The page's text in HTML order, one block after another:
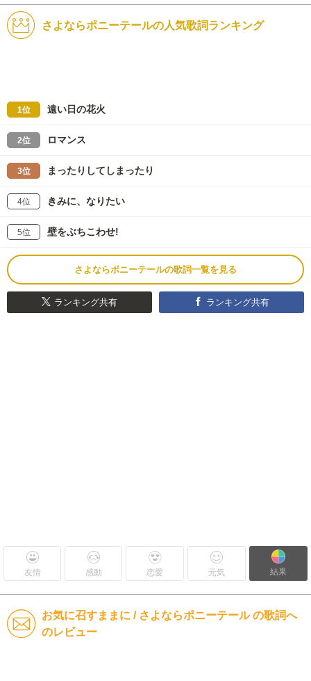
さよならポニーテールの人気歌詞ランキング
1位 遠い日の花火
2位 ロマンス
3位 まったりしてしまったり
4位 きみに、なりたい
5位 壁をぶちこわせ!
さよならポニーテールの歌詞一覧を見る
ランキング共有 ランキング共有
友情 感動 恋愛 元気 結果
お気に召すままに / さよならポニーテール の歌詞へ
のレビュー